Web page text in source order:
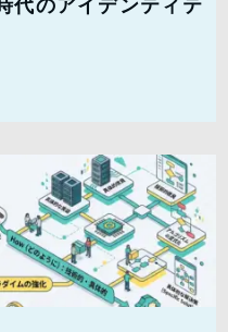
代のアイデンティテ